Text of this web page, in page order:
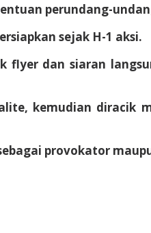
perundang-
sejak H-1 aksi.
flyer dan siaran
kemudian diracik
provokator